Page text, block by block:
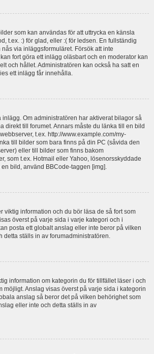
som kan användas för att uttrycka en känsla
t.ex. :) för glad, eller :( för ledsen. En fullständig
via inläggsformuläret. Försök att inte
fort göra ett inlägg oläsbart och en moderator kan
och hållet. Administratören kan också ha satt en
ett inlägg får innehålla.
Om administratören har aktiverat bilagor så
direkt till forumet. Annars måste du länka till en bild
t.ex. http://www.example.com/my-
till bilder som bara finns på din PC (såvida den
eller till bilder som finns bakom
som t.ex. Hotmail eller Yahoo, lösenorsskyddade
en bild, använd BBCode-taggen [img].
viktig information och du bör läsa de så fort som
överst på varje sida i varje kategori och i
posta ett globalt anslag eller inte beror på vilken
detta ställs in av forumadministratören.
information om kategorin du för tillfället läser i och
möjligt. Anslag visas överst på varje sida i kategorin
anslag så beror det på vilken behörighet som
eller inte och detta ställs in av